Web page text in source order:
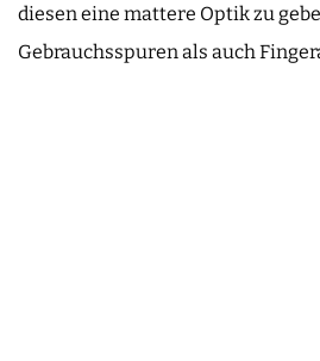
diesen eine mattere Optik zu
Gebrauchsspuren als auch